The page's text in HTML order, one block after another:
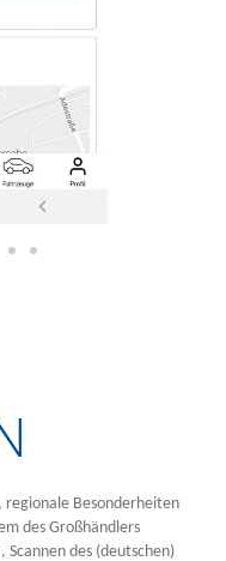
regionale Besonderheiten
des Großhändlers
, Scannen des (deutschen)